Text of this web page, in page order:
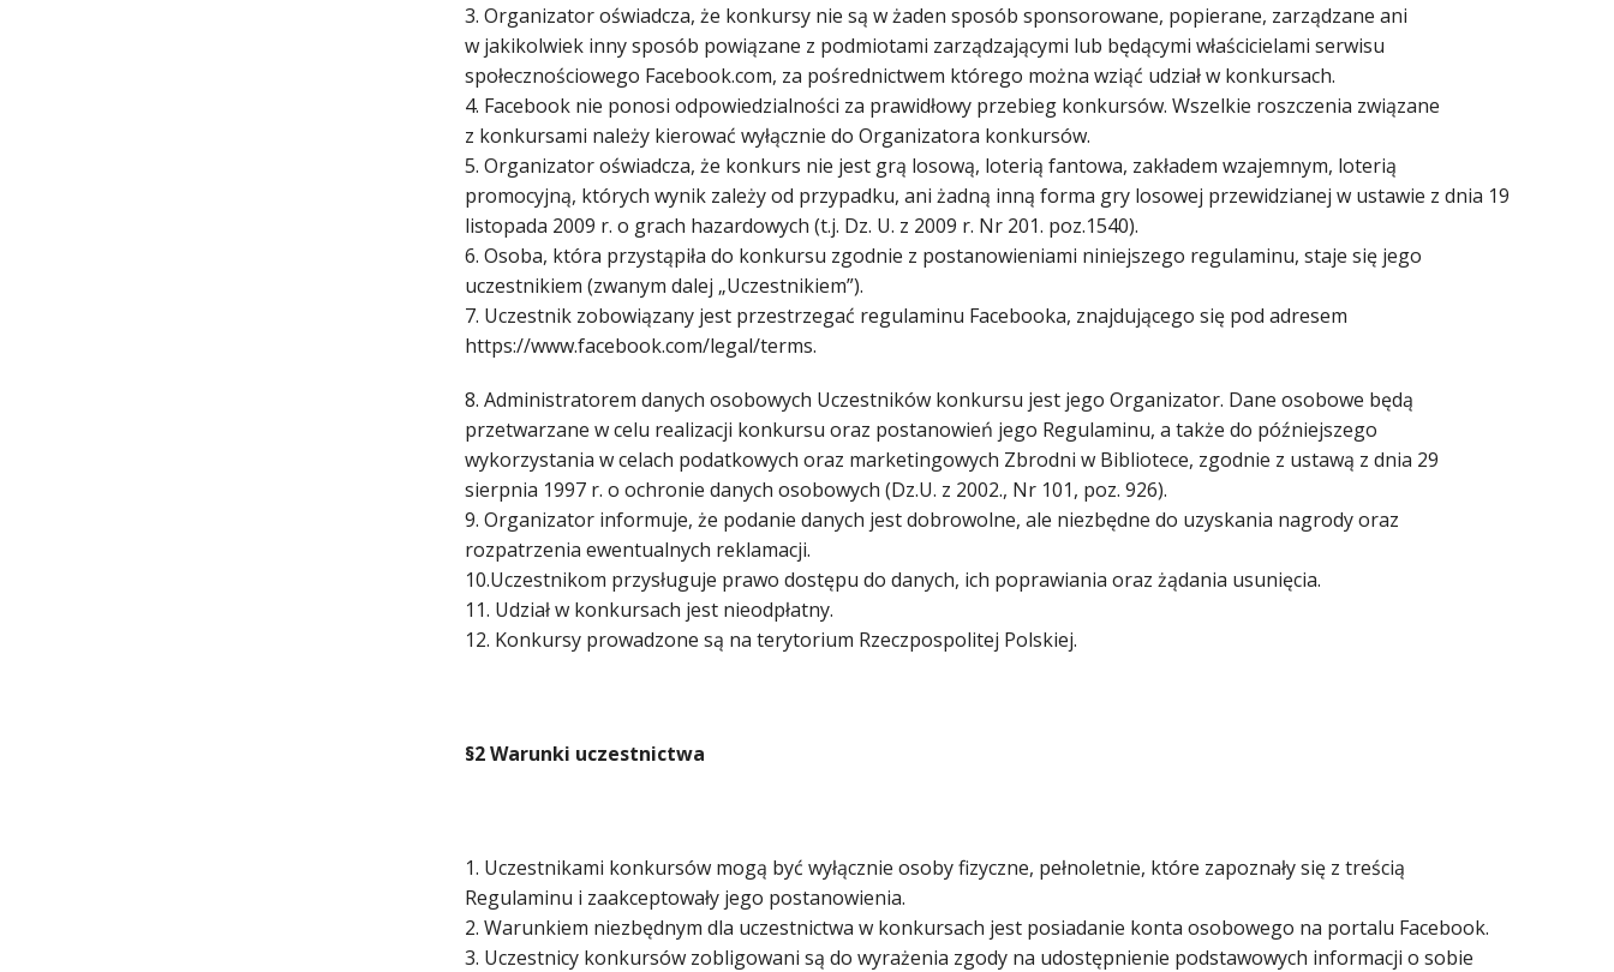
3. Organizator oświadcza, że konkursy nie są w żaden sposób sponsorowane, popierane, zarządzane ani
w jakikolwiek inny sposób powiązane z podmiotami zarządzającymi lub będącymi właścicielami serwisu
społecznościowego Facebook.com, za pośrednictwem którego można wziąć udział w konkursach.
4. Facebook nie ponosi odpowiedzialności za prawidłowy przebieg konkursów. Wszelkie roszczenia związane
z konkursami należy kierować wyłącznie do Organizatora konkursów.
5. Organizator oświadcza, że konkurs nie jest grą losową, loterią fantowa, zakładem wzajemnym, loterią
promocyjną, których wynik zależy od przypadku, ani żadną inną forma gry losowej przewidzianej w ustawie z dnia 19
listopada 2009 r. o grach hazardowych (t.j. Dz. U. z 2009 r. Nr 201. poz.1540).
6. Osoba, która przystąpiła do konkursu zgodnie z postanowieniami niniejszego regulaminu, staje się jego
uczestnikiem (zwanym dalej „Uczestnikiem”).
7. Uczestnik zobowiązany jest przestrzegać regulaminu Facebooka, znajdującego się pod adresem
https://www.facebook.com/legal/terms.
8. Administratorem danych osobowych Uczestników konkursu jest jego Organizator. Dane osobowe będą
przetwarzane w celu realizacji konkursu oraz postanowień jego Regulaminu, a także do późniejszego
wykorzystania w celach podatkowych oraz marketingowych Zbrodni w Bibliotece, zgodnie z ustawą z dnia 29
sierpnia 1997 r. o ochronie danych osobowych (Dz.U. z 2002., Nr 101, poz. 926).
9. Organizator informuje, że podanie danych jest dobrowolne, ale niezbędne do uzyskania nagrody oraz
rozpatrzenia ewentualnych reklamacji.
10.Uczestnikom przysługuje prawo dostępu do danych, ich poprawiania oraz żądania usunięcia.
11. Udział w konkursach jest nieodpłatny.
12. Konkursy prowadzone są na terytorium Rzeczpospolitej Polskiej.
§2 Warunki uczestnictwa
1. Uczestnikami konkursów mogą być wyłącznie osoby fizyczne, pełnoletnie, które zapoznały się z treścią
Regulaminu i zaakceptowały jego postanowienia.
2. Warunkiem niezbędnym dla uczestnictwa w konkursach jest posiadanie konta osobowego na portalu Facebook.
3. Uczestnicy konkursów zobligowani są do wyrażenia zgody na udostępnienie podstawowych informacji o sobie